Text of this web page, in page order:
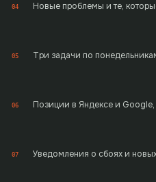
04 Новые проблемы и те,
05 Три задачи по
06 Позиции в Яндексе и
07 Уведомления о сбоях и